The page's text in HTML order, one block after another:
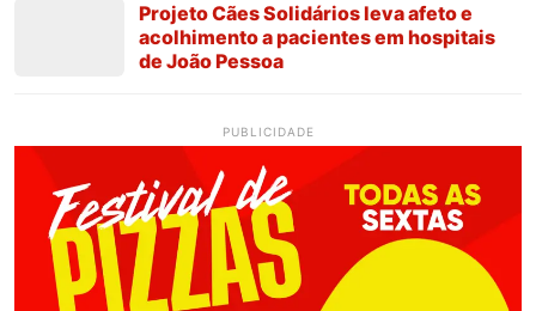
Projeto Cães Solidários leva afeto e
acolhimento a pacientes em hospitais
de João Pessoa
PUBLICIDADE